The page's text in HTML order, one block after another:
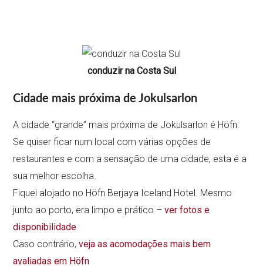
conduzir na Costa Sul
Cidade mais próxima de Jokulsarlon
A cidade “grande” mais próxima de Jokulsarlon é Höfn.
Se quiser ficar num local com várias opções de
restaurantes e com a sensação de uma cidade, esta é a
sua melhor escolha.
Fiquei alojado no Höfn Berjaya Iceland Hotel. Mesmo
junto ao porto, era limpo e prático –ver fotos e
disponibilidade
Caso contrário,veja as acomodações mais bem
avaliadas em Höfn